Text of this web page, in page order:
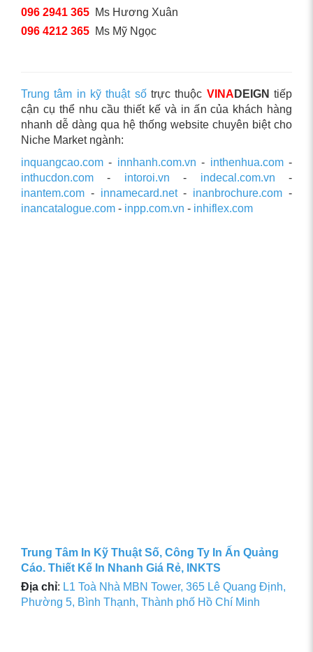
096 2941 365 Ms Hương Xuân
096 4212 365 Ms Mỹ Ngọc
Trung tâm in kỹ thuật sốtrực thuộc VINA DEIGN tiếp
cận cụ thể nhu cầu thiết kế và in ấn của khách hàng
nhanh dễ dàng qua hệ thống website chuyên biệt cho
Niche Market ngành:
inquangcao.com - innhanh.com.vn - inthenhua.com-
inthucdon.com - intoroi.vn - indecal.com.vn -
inantem.com - innamecard.net- inanbrochure.com -
inancatalogue.com - inpp.com.vn - inhiflex.com
Trung Tâm In Kỹ Thuật Số, Công Ty In Ấn Quảng
Cáo. Thiết Kế In Nhanh Giá Rẻ, INKTS
Địa chỉ: L1 Toà Nhà MBN Tower, 365 Lê Quang Định,
Phường 5, Bình Thạnh, Thành phố Hồ Chí Minh